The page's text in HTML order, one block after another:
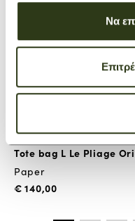
Να
+ 6
Tote bag L Le Pliage
Paper
€ 140,00